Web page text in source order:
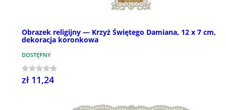
Obrazek religijny — Krzyż Świętego Damiana, 12 x 7 cm,
dekoracja koronkowa
DOSTĘPNY
zł 11,24